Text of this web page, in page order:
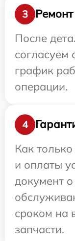
3
После
согласуем
график
операции.
4
Как только
и оплаты
документ
сроком на
запчасти.